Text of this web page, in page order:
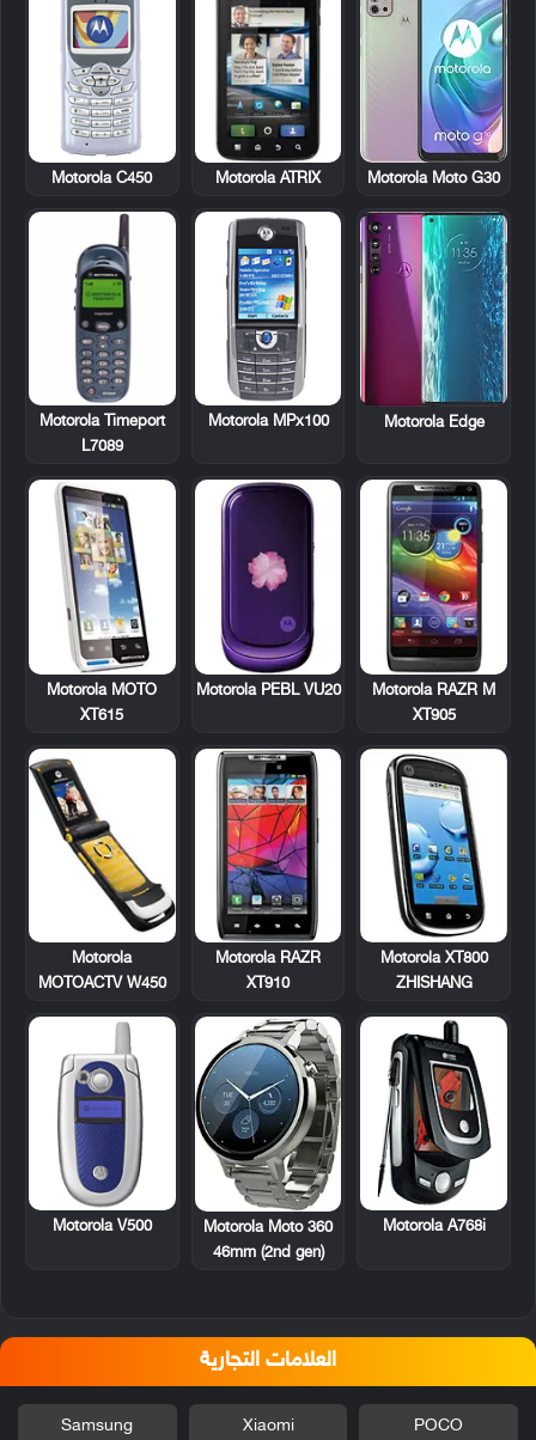
Motorola Moto G30
Motorola ATRIX
Motorola C450
Motorola Edge
Motorola MPx100
Motorola Timeport
L7089
Motorola RAZR M
XT905
Motorola PEBL VU20
Motorola MOTO
XT615
Motorola XT800
ZHISHANG
Motorola RAZR
XT910
Motorola
MOTOACTV W450
Motorola A768i
Motorola Moto 360
46mm (2nd gen)
Motorola V500
العلامات التجارية
POCO
Xiaomi
Samsung